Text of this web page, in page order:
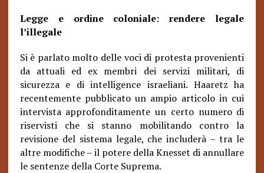
Legge e ordine coloniale: rendere legale
l’illegale
Si è parlato molto delle voci di protesta provenienti
da attuali ed ex membri dei servizi militari, di
sicurezza e di intelligence israeliani. Haaretz ha
recentemente pubblicato un ampio articolo in cui
intervista approfonditamente un certo numero di
riservisti che si stanno mobilitando contro la
revisione del sistema legale, che includerà – tra le
altre modifiche – il potere della Knesset di annullare
le sentenze della Corte Suprema.